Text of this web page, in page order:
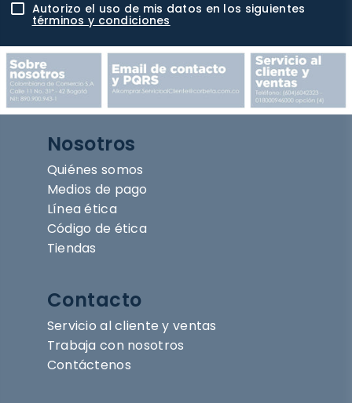
Autorizo el uso de mis datos en los siguientes
términos y condiciones
Nosotros
Quiénes somos
Medios de pago
Línea ética
Código de ética
Tiendas
Contacto
Servicio al cliente y ventas
Trabaja con nosotros
Contáctenos